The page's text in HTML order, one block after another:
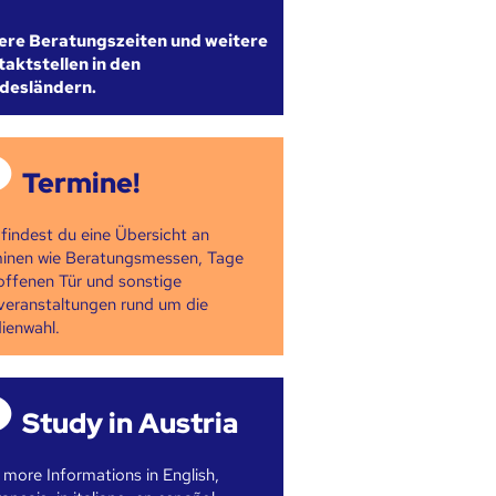
Beratungszeiten und weitere
in den
Termine!
du eine Übersicht an
wie Beratungsmessen, Tage
Tür und sonstige
rund um die
Study in Austria
Informations in English,